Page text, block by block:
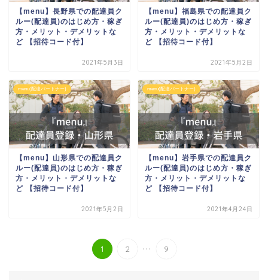
【menu】長野県での配達員ク
ルー(配達員)のはじめ方・稼ぎ
方・メリット・デメリットな
ど 【招待コード付】
2021年5月3日
【menu】福島県での配達員ク
ルー(配達員)のはじめ方・稼ぎ
方・メリット・デメリットな
ど 【招待コード付】
2021年5月2日
menu(配達パートナー)
【menu】山形県での配達員ク
ルー(配達員)のはじめ方・稼ぎ
方・メリット・デメリットな
ど 【招待コード付】
2021年5月2日
menu(配達パートナー)
【menu】岩手県での配達員ク
ルー(配達員)のはじめ方・稼ぎ
方・メリット・デメリットな
ど 【招待コード付】
2021年4月24日
1 2 ... 9